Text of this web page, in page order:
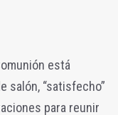
está
salón, “satisfecho”
para reunir